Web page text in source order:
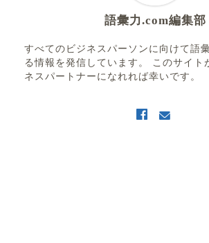
語彙力.com編集部
すべてのビジネスパーソンに向けて語
る情報を発信しています。 このサイト
ネスパートナーになれれば幸いです。